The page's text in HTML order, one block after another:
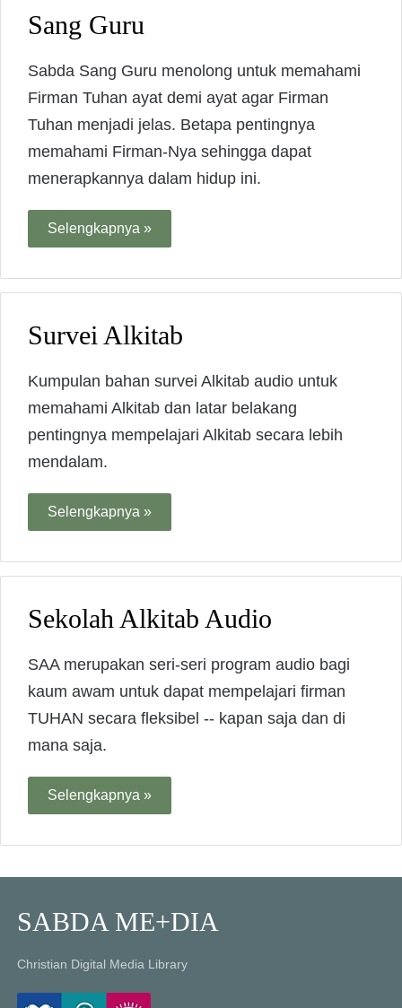
Sang Guru
Sabda Sang Guru menolong untuk memahami
Firman Tuhan ayat demi ayat agar Firman
Tuhan menjadi jelas. Betapa pentingnya
memahami Firman-Nya sehingga dapat
menerapkannya dalam hidup ini.
Selengkapnya »
Survei Alkitab
Kumpulan bahan survei Alkitab audio untuk
memahami Alkitab dan latar belakang
pentingnya mempelajari Alkitab secara lebih
mendalam.
Selengkapnya »
Sekolah Alkitab Audio
SAA merupakan seri-seri program audio bagi
kaum awam untuk dapat mempelajari firman
TUHAN secara fleksibel -- kapan saja dan di
mana saja.
Selengkapnya »
SABDA ME+DIA
Christian Digital Media Library